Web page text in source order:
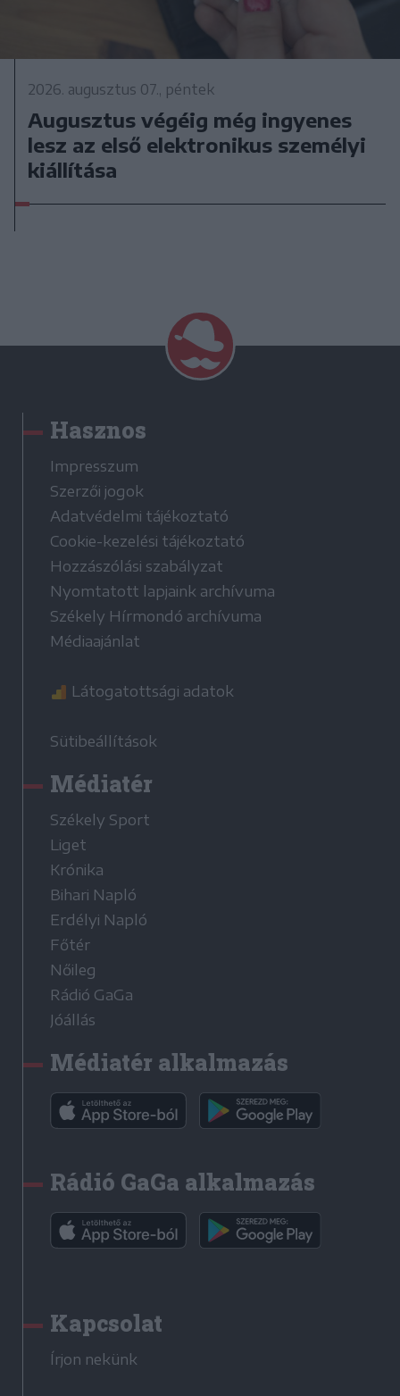
2026. augusztus 07., péntek
Augusztus végéig még ingyenes
lesz az első elektronikus személyi
kiállítása
Hasznos
Impresszum
Szerzői jogok
Adatvédelmi tájékoztató
Cookie-kezelési tájékoztató
Hozzászólási szabályzat
Nyomtatott lapjaink archívuma
Székely Hírmondó archívuma
Médiaajánlat
Látogatottsági adatok
Sütibeállítások
Médiatér
Székely Sport
Liget
Krónika
Bihari Napló
Erdélyi Napló
Főtér
Nőileg
Rádió GaGa
Jóállás
Médiatér alkalmazás
Rádió GaGa alkalmazás
Kapcsolat
Írjon nekünk